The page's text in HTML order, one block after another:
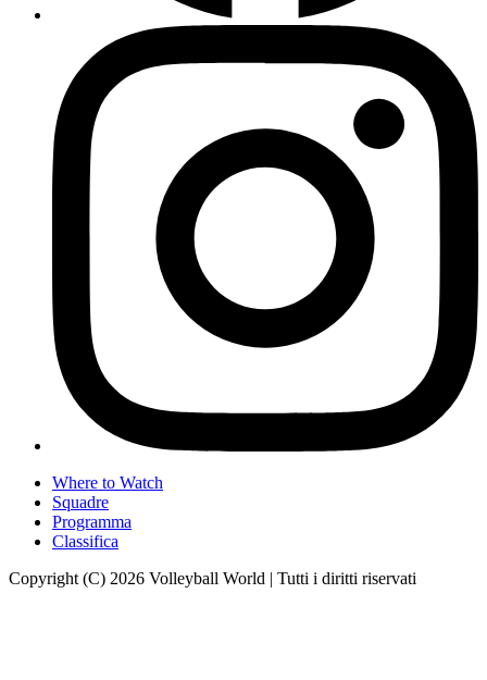
Where to Watch
Squadre
Programma
Classifica
Copyright (C) 2026 Volleyball World | Tutti i diritti riservati